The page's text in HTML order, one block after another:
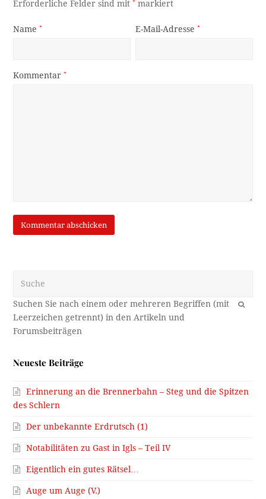
Erforderliche Felder sind mit* markiert
Name* E-Mail-Adresse*
Kommentar*
OK
Neueste Beiträge
Erinnerung an die Brennerbahn – Steg und die Spitzen
des Schlern
Der unbekannte Erdrutsch (1)
Notabilitäten zu Gast in Igls – Teil IV
Eigentlich ein gutes Rätsel…
Auge um Auge (V.)